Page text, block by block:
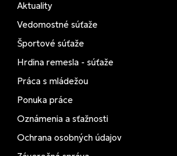
Aktuality
Vedomostné súťaže
Športové súťaže
Hrdina remesla - súťaže
Práca s mládežou
Ponuka práce
Oznámenia a sťažnosti
Ochrana osobných údajov